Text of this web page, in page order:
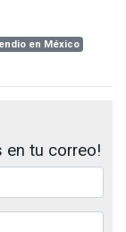
en México
en tu correo!